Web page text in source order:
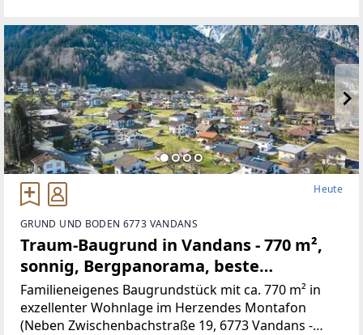
Heute
GRUND UND BODEN 6773 VANDANS
Traum-Baugrund in Vandans - 770 m²,
sonnig, Bergpanorama, beste
Infrastruktur! (Provisionsfrei)
Familieneigenes Baugrundstück mit ca. 770 m² in
exzellenter Wohnlage im Herzendes Montafon
(Neben Zwischenbachstraße 19, 6773 Vandans -